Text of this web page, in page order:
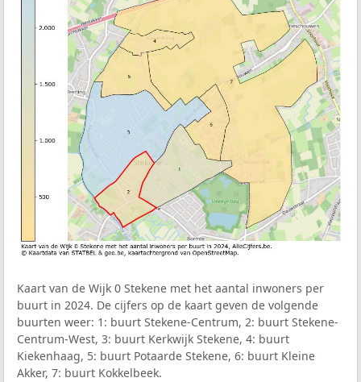
Kaart van de Wijk 0 Stekene met het aantal inwoners per
buurt in 2024. De cijfers op de kaart geven de volgende
buurten weer: 1: buurt Stekene-Centrum, 2: buurt Stekene-
Centrum-West, 3: buurt Kerkwijk Stekene, 4: buurt
Kiekenhaag, 5: buurt Potaarde Stekene, 6: buurt Kleine
Akker, 7: buurt Kokkelbeek.